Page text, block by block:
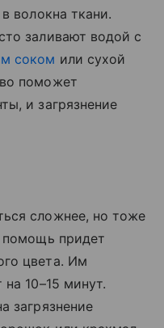
волокна ткани.
заливают водой с
соком или сухой
поможет
и загрязнение
сложнее, но тоже
помощь придет
цвета. Им
10–15 минут.
загрязнение